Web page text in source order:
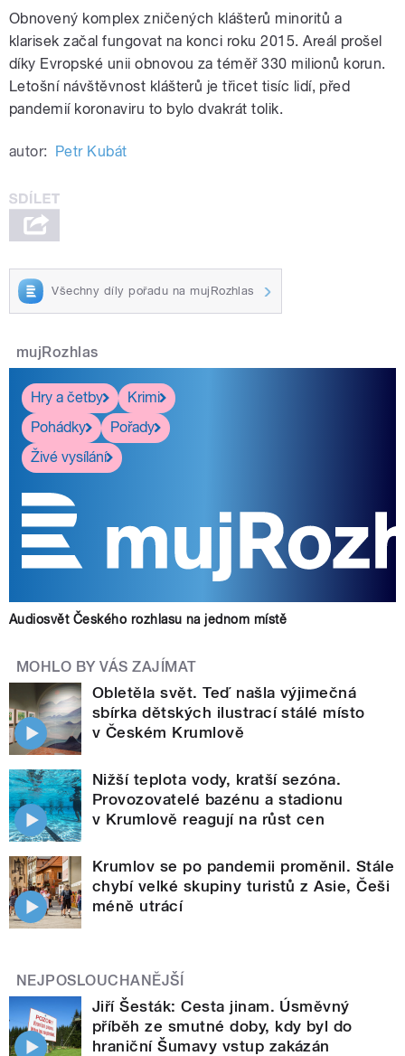
Obnovený komplex zničených klášterů minoritů a
klarisek začal fungovat na konci roku 2015. Areál prošel
díky Evropské unii obnovou za téměř 330 milionů korun.
Letošní návštěvnost klášterů je třicet tisíc lidí, před
pandemií koronaviru to bylo dvakrát tolik.
autor: Petr Kubát
Všechny díly pořadu na mujRozhlas
mujRozhlas
Hry a četby
Krimi
Pohádky
Pořady
Živé vysílání
Audiosvět Českého rozhlasu na jednom místě
MOHLO BY VÁS ZAJÍMAT
Obletěla svět. Teď našla výjimečná
sbírka dětských ilustrací stálé místo
v Českém Krumlově
Nižší teplota vody, kratší sezóna.
Provozovatelé bazénu a stadionu
v Krumlově reagují na růst cen
Krumlov se po pandemii proměnil. Stále
chybí velké skupiny turistů z Asie, Češi
méně utrácí
NEJPOSLOUCHANĚJŠÍ
Jiří Šesták: Cesta jinam. Úsměvný
příběh ze smutné doby, kdy byl do
hraniční Šumavy vstup zakázán